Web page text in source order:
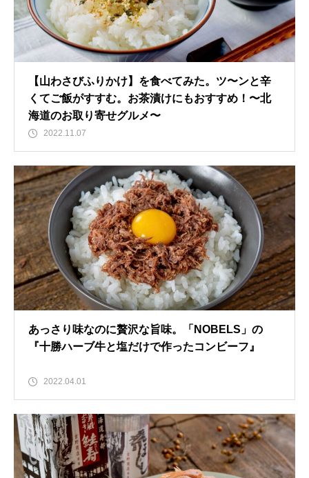
【山わさびふりかけ】を食べてみた。ツ〜ンと辛
くてご飯がすすむ。お茶漬けにもおすすめ！〜北
海道のお取り寄せグルメ〜
2022.11.07
あっさり味なのに贅沢な旨味。「NOBELS」の
『十勝ハーブ牛と塩だけで作ったコンビーフ』
2022.04.01